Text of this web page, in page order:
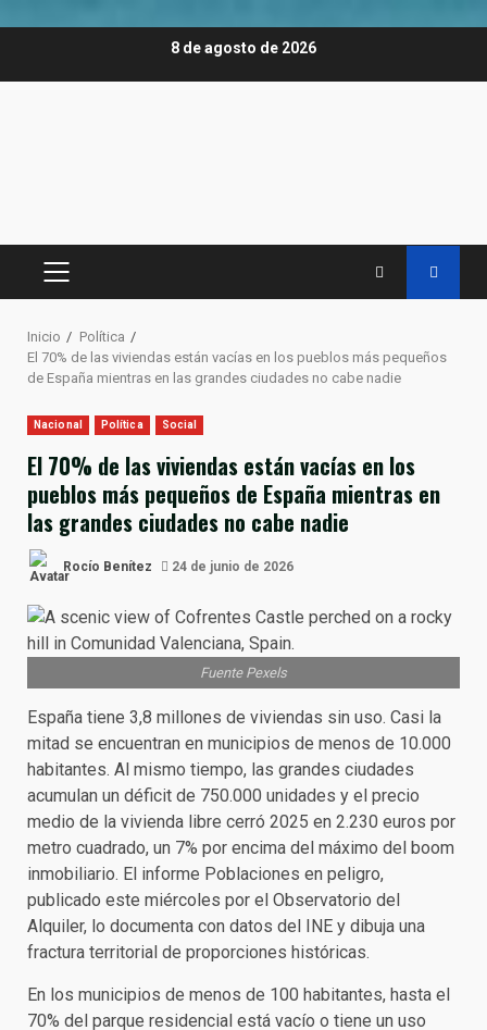
8 de agosto de 2026
MENÚ
Inicio
Política
El 70% de las viviendas están vacías en los pueblos más pequeños
de España mientras en las grandes ciudades no cabe nadie
Nacional Política Social
El 70% de las viviendas están vacías en los
pueblos más pequeños de España mientras en
las grandes ciudades no cabe nadie
Rocío Benítez 24 de junio de 2026
Fuente Pexels
España tiene 3,8 millones de viviendas sin uso. Casi la
mitad se encuentran en municipios de menos de 10.000
habitantes. Al mismo tiempo, las grandes ciudades
acumulan un déficit de 750.000 unidades y el precio
medio de la vivienda libre cerró 2025 en 2.230 euros por
metro cuadrado, un 7% por encima del máximo del boom
inmobiliario. El informe Poblaciones en peligro,
publicado este miércoles por el Observatorio del
Alquiler, lo documenta con datos del INE y dibuja una
fractura territorial de proporciones históricas.
En los municipios de menos de 100 habitantes, hasta el
70% del parque residencial está vacío o tiene un uso